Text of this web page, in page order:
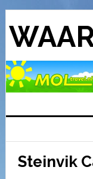
Steinvik